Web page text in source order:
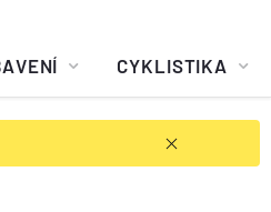
CYKLISTIKA